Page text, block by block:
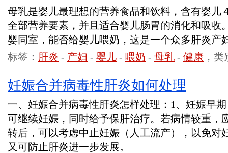
母乳是婴儿最理想的营养食品和饮料，含有婴儿
全部营养要素，并且适合婴儿肠胃的消化和吸收
婴同室，能否给婴儿喂奶，这是一个众多肝炎产
标签： 肝炎 - 产妇 - 婴儿 - 喂奶 - 母乳 - 健康 ，
妊娠合并病毒性肝炎如何处理
一、妊娠合并病毒性肝炎怎样处理：1、妊娠早
可继续妊娠，同时给予保肝治疗。若病情较重，
转后，可以考虑中止妊娠（人工流产），以免对
又可防止肝炎进一步发展。